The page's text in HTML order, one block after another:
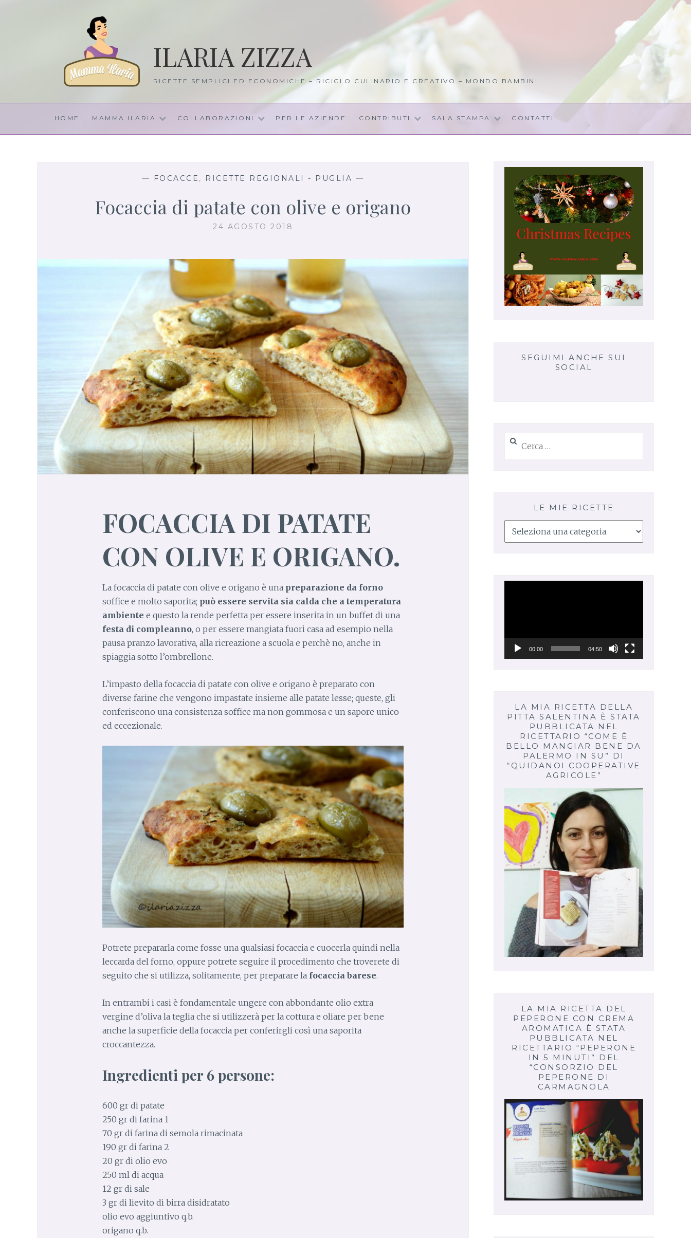
ILARIA ZIZZA
RICETTE SEMPLICI ED ECONOMICHE – RICICLO CULINARIO E CREATIVO – MONDO BAMBINI
HOME MAMMA ILARIA COLLABORAZIONI PER LE AZIENDE CONTRIBUTI SALA STAMPA CONTATTI
— FOCACCE , RICETTE REGIONALI - PUGLIA —
Focaccia di patate con olive e origano
24 AGOSTO 2018
FOCACCIA DI PATATE
CON OLIVE E ORIGANO.
La focaccia di patate con olive e origano è una preparazione da forno
soffice e molto saporita; può essere servita sia calda che a temperatura
ambiente e questo la rende perfetta per essere inserita in un buffet di una
festa di compleanno, o per essere mangiata fuori casa ad esempio nella
pausa pranzo lavorativa, alla ricreazione a scuola e perchè no, anche in
spiaggia sotto l’ombrellone.
L’impasto della focaccia di patate con olive e origano è preparato con
diverse farine che vengono impastate insieme alle patate lesse; queste, gli
conferiscono una consistenza soffice ma non gommosa e un sapore unico
ed eccezionale.
Potrete prepararla come fosse una qualsiasi focaccia e cuocerla quindi nella
leccarda del forno, oppure potrete seguire il procedimento che troverete di
seguito che si utilizza, solitamente, per preparare la focaccia barese.
In entrambi i casi è fondamentale ungere con abbondante olio extra
vergine d’oliva la teglia che si utilizzerà per la cottura e oliare per bene
anche la superficie della focaccia per conferirgli così una saporita
croccantezza.
Ingredienti per 6 persone:
600 gr di patate
250 gr di farina 1
70 gr di farina di semola rimacinata
190 gr di farina 2
20 gr di olio evo
250 ml di acqua
12 gr di sale
3 gr di lievito di birra disidratato
olio evo aggiuntivo q.b.
origano q.b.
SEGUIMI ANCHE SUI
SOCIAL
per:
LE MIE RICETTE
mie
00:00 04:50
LA MIA RICETTA DELLA
PITTA SALENTINA È STATA
PUBBLICATA NEL
RICETTARIO “COME È
BELLO MANGIAR BENE DA
PALERMO IN SU” DI
“QUIDANOI COOPERATIVE
AGRICOLE”
LA MIA RICETTA DEL
PEPERONE CON CREMA
AROMATICA È STATA
PUBBLICATA NEL
RICETTARIO “PEPERONE
IN 5 MINUTI” DEL
“CONSORZIO DEL
PEPERONE DI
CARMAGNOLA